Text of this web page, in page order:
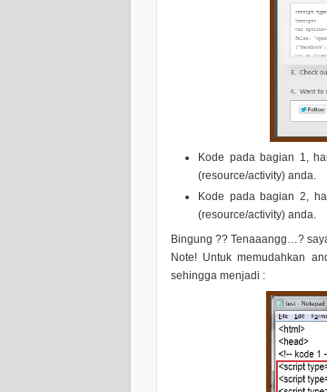
Kode pada bagian 1,
(resource/activity) anda.
Kode pada bagian 2,
(resource/activity) anda.
Bingung ?? Tenaaangg…?
Note! Untuk memudahkan
sehingga menjadi :